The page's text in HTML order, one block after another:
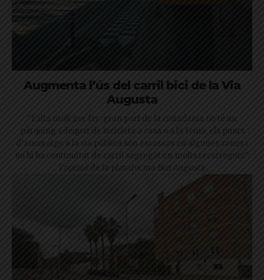
Augmenta l’ús del carril bici de la Via
Augusta
"Falta molt per fer: gran part de la ciutadania no té un
pàrquing adequat de bicicleta a casa o a la feina, els punts
d’ancoratge a la via pública són escassos en algunes zones i
no hi ha continuïtat de carril segregat en molts recorreguts":
l'opinió de la plataforma Bici Augusta